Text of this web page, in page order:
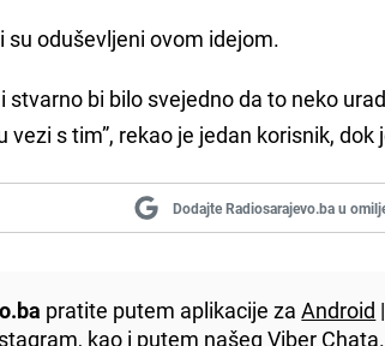
su oduševljeni ovom idejom.
stvarno bi bilo svejedno da to neko
vezi s tim”, rekao je jedan korisnik,
Dodajte Radiosarajevo.ba u
pratite putem aplikacije zaAndroid |
, kao i putem našegViber Chata.